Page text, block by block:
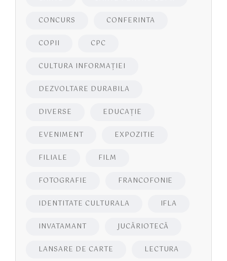
CONCURS CONFERINTA
COPII CPC
CULTURA INFORMAŢIEI
DEZVOLTARE DURABILA
DIVERSE EDUCAŢIE
EVENIMENT EXPOZITIE
FILIALE FILM
FOTOGRAFIE FRANCOFONIE
IDENTITATE CULTURALA IFLA
INVATAMANT JUCĂRIOTECĂ
LANSARE DE CARTE LECTURA